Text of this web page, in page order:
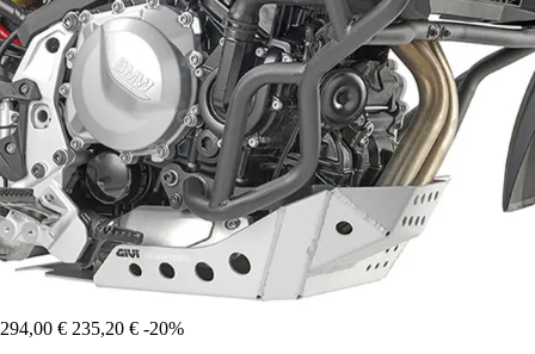
294,00 € 235,20 € -20%